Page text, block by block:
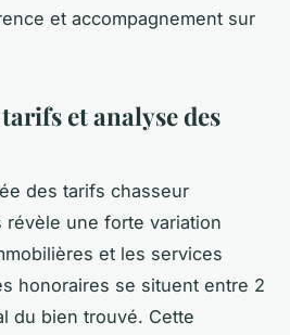
et accompagnement sur
et analyse des
des tarifs chasseur
révèle une forte variation
et les services
honoraires se situent entre 2
du bien trouvé. Cette